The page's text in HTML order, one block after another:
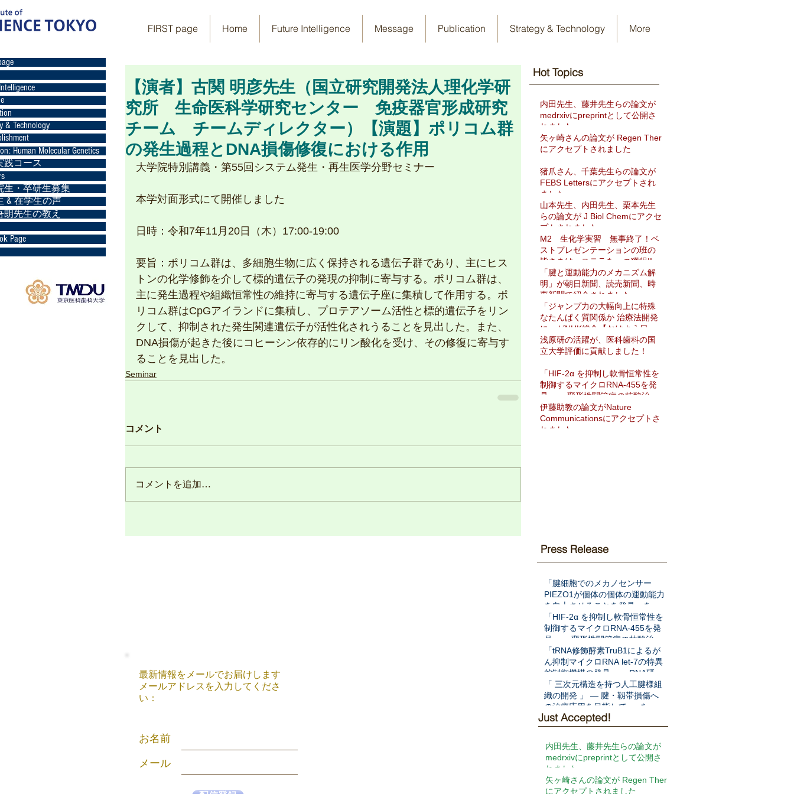
FIRST page Home Future Intelligence Message Publication Strategy & Technology More
& Technology
Human Molecular Genetics
践コース
生・卒研生募集
& 在学生の声
朗先生の教え
Page
【演者】古関 明彦先生（国立研究開発法人理化学研
究所 生命医科学研究センター 免疫器官形成研究
チーム チームディレクター）【演題】ポリコム群
の発生過程とDNA損傷修復における作用
大学院特別講義・第55回システム発生・再生医学分野セミナー
本学対面形式にて開催しました
日時：令和7年11月20日（木）17:00-19:00
要旨：ポリコム群は、多細胞生物に広く保持される遺伝子群であり、主にヒス
トンの化学修飾を介して標的遺伝子の発現の抑制に寄与する。ポリコム群は、
主に発生過程や組織恒常性の維持に寄与する遺伝子座に集積して作用する。ポ
リコム群はCpGアイランドに集積し、プロテアソーム活性と標的遺伝子をリン
クして、抑制された発生関連遺伝子が活性化されうることを見出した。また、
DNA損傷が起きた後にコヒーシン依存的にリン酸化を受け、その修復に寄与す
ることを見出した。
Seminar
コメント
コメントを追加…
Hot Topics​
内田先生、藤井先生らの論文が
medrxivにpreprintとして公開さ
れました
矢ヶ崎さんの論文が Regen Ther
にアクセプトされました
猪爪さん、千葉先生らの論文が
FEBS Lettersにアクセプトされ
ました
山本先生、内田先生、栗本先生
らの論文が J Biol Chemにアクセ
プトされました
M2 生化学実習 無事終了！ベ
ストプレゼンテーションの班の
皆さまは、ステラを一つ獲得!!
「腱と運動能力のメカニズム解
明」が朝日新聞、読売新聞、時
事新聞で紹介されました
「ジャンプ力の大幅向上に特殊
なたんぱく質関係か 治療法開発
に」がNHK総合【おはよう日
本】で紹介されました
浅原研の活躍が、医科歯科の国
立大学評価に貢献しました！
「HIF-2α を抑制し軟骨恒常性を
制御するマイクロRNA-455を発
見」― 変形性関節症の核酸治療
法開発へ期待 ―をNat Commun
に発表
伊藤助教の論文がNature
Communicationsにアクセプトさ
れました
Press Release
最新情報をメールでお届けします
メールアドレスを入力してくださ
い：
お名前
メール
「腱細胞でのメカノセンサー
PIEZO1が個体の個体の運動能力
を向上させることを発見」を
Science Translational Medicine
に発表
「HIF-2α を抑制し軟骨恒常性を
制御するマイクロRNA-455を発
見」― 変形性関節症の核酸治療
法開発へ期待 ―をNat Commun
に発表
「tRNA修飾酵素TruB1によるが
ん抑制マイクロRNA let-7の特異
的制御機構の発見」― RNA研究
の新展開と新規がん病態解明へ
の期待 ―をEMBO Jに発表
「 三次元構造を持つ人工腱様組
織の開発 」 ― 腱・靱帯損傷へ
の治療応用を目指して ― を
Frontiers in Cell and
Developmental Biologyに発表
Just Accepted!
内田先生、藤井先生らの論文が
medrxivにpreprintとして公開さ
れました
矢ヶ崎さんの論文が Regen Ther
にアクセプトされました